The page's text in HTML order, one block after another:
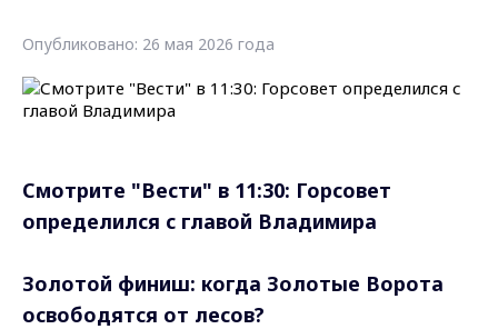
Опубликовано: 26 мая 2026 года
Смотрите "Вести" в 11:30: Горсовет
определился с главой Владимира
Золотой финиш: когда Золотые Ворота
освободятся от лесов?